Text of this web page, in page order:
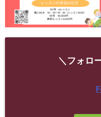
＼フォロ